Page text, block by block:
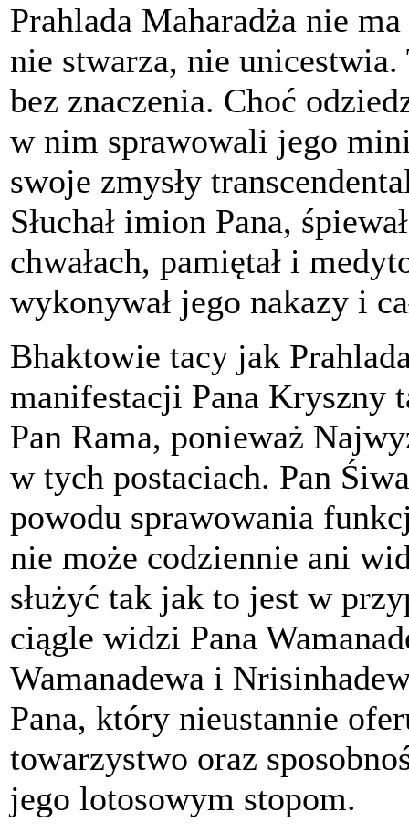
Prahlada Maharadża nie
nie stwarza, nie unicestwia.
bez znaczenia. Choć
w nim sprawowali jego
swoje zmysły
Słuchał imion Pana,
chwałach, pamiętał i
wykonywał jego nakazy i
Bhaktowie tacy jak
manifestacji Pana Kryszny
Pan Rama, ponieważ
w tych postaciach. Pan
powodu sprawowania
nie może codziennie ani
służyć tak jak to jest w
ciągle widzi Pana
Wamanadewa i
Pana, który nieustannie
towarzystwo oraz
jego lotosowym stopom.